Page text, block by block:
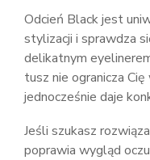
Odcień Black jest
stylizacji i sprawdza
delikatnym
tusz nie ogranicza
jednocześnie daje
Jeśli szukasz
poprawia wygląd